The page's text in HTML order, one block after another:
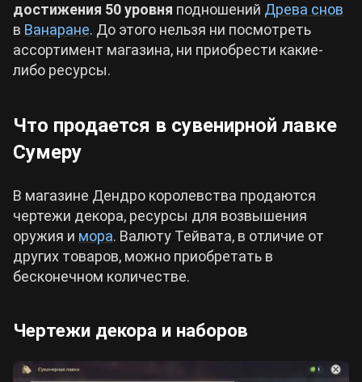
достижения 50 уровня подношений Древа снов
в Ванаране. До этого нельзя ни посмотреть
ассортимент магазина, ни приобрести какие-
либо ресурсы.
Что продается в сувенирной лавке
Сумеру
В магазине Дендро королевства продаются
чертежи декора, ресурсы для возвышения
оружия и мора. Валюту Тейвата, в отличие от
других товаров, можно приобретать в
бесконечном количестве.
Чертежи декора и наборов